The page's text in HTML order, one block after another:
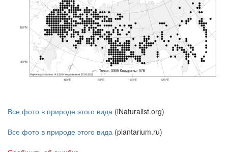
Все фото в природе этого вида (iNaturalist.org)
Все фото в природе этого вида (plantarium.ru)